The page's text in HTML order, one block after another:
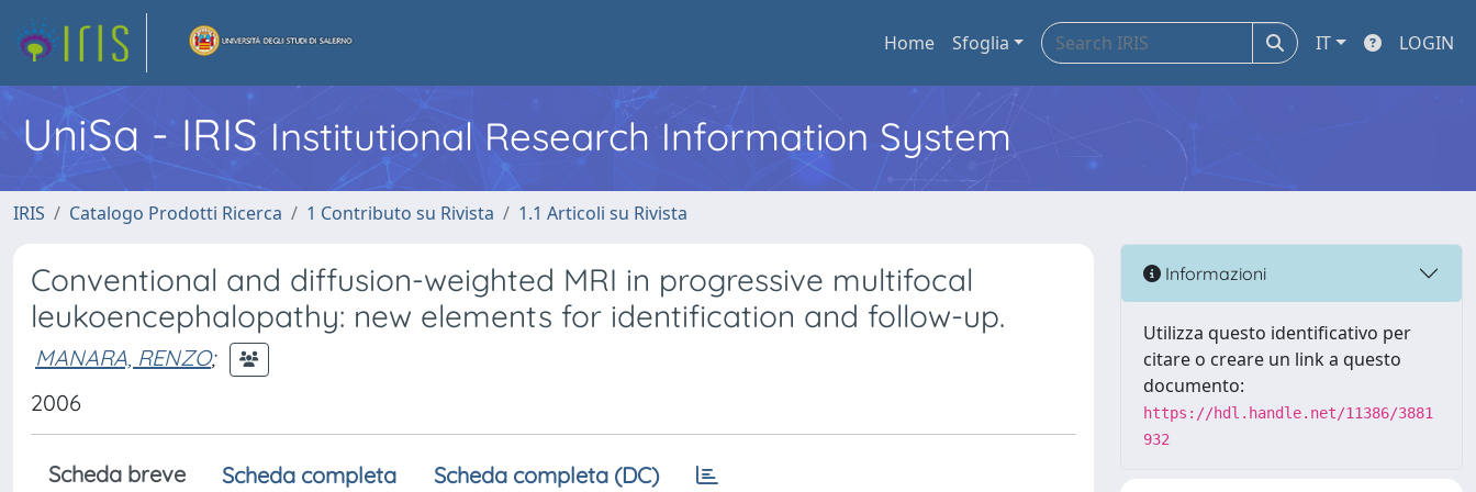
Home Sfoglia IT LOGIN
UniSa - IRIS Institutional Research Information System
IRIS Catalogo Prodotti Ricerca 1 Contributo su Rivista 1.1 Articoli su Rivista
Conventional and diffusion-weighted MRI in progressive multifocal
leukoencephalopathy: new elements for identification and follow-up.
MANARA, RENZO;
2006
Scheda breve Scheda completa Scheda completa (DC)
Informazioni
Utilizza questo identificativo per
citare o creare un link a questo
documento:
https://hdl.handle.net/11386/3881
932